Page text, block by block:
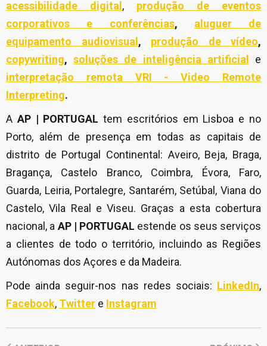
acessibilidade digital , produção de eventos
corporativos e conferências, aluguer de
equipamento audiovisual , produção de vídeo,
copywriting,soluções de inteligência artificial
e
interpretação remota VRI - Video Remote
Interpreting.
A AP | PORTUGALtem escritórios em Lisboa e no
Porto, além de presença em todas as capitais de
distrito de Portugal Continental: Aveiro, Beja, Braga,
Bragança, Castelo Branco, Coimbra, Évora, Faro,
Guarda, Leiria, Portalegre, Santarém, Setúbal, Viana do
Castelo, Vila Real e Viseu. Graças a esta cobertura
nacional, a AP | PORTUGAL estende os seus serviços
a clientes de todo o território, incluindo as Regiões
Autónomas dos Açores e da Madeira.
Pode ainda seguir-nos nas redes sociais: LinkedIn,
Facebook, Twitter e Instagram